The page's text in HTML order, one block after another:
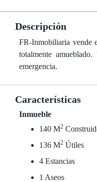
Descripción
FR-Inmobiliaria vende
totalmente
emergencia.
Características
Inmueble
140 M2
136 M2 Útiles
4 Estancias
1 Aseos